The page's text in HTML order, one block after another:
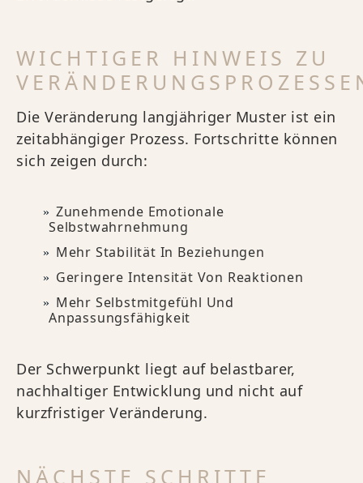
WICHTIGER HINWEIS ZU
Die Veränderung langjähriger Muster ist ein
zeitabhängiger Prozess. Fortschritte können
sich zeigen durch:
Zunehmende Emotionale
Selbstwahrnehmung
Mehr Stabilität In Beziehungen
Geringere Intensität Von Reaktionen
Mehr Selbstmitgefühl Und
Anpassungsfähigkeit
Der Schwerpunkt liegt auf belastbarer,
nachhaltiger Entwicklung und nicht auf
kurzfristiger Veränderung.
NÄCHSTE SCHRITTE